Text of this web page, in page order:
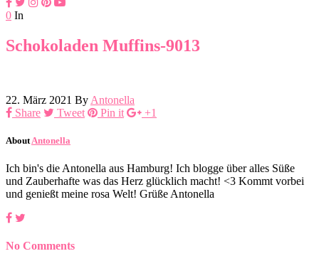
0 In
Schokoladen Muffins-9013
22. März 2021 By Antonella
Share
Tweet Pin it +1
About Antonella
Ich bin's die Antonella aus Hamburg! Ich blogge über alles Süße
und Zauberhafte was das Herz glücklich macht! <3 Kommt vorbei
und genießt meine rosa Welt! Grüße Antonella
No Comments